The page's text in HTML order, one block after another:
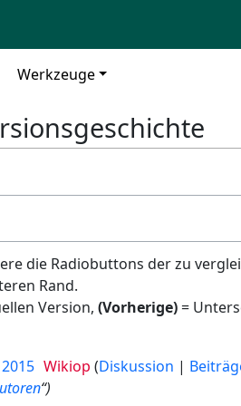
Werkzeuge
die Radiobuttons der zu
Rand.
Version, (Vorherige)=
Wikiop Diskussion
“